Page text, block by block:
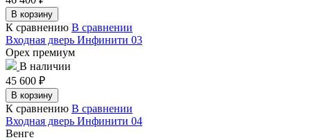
В корзину
К сравнению В сравнении
Входная дверь Инфинити 03
Орех премиум
В наличии
45 600 ₽
В корзину
К сравнению В сравнении
Входная дверь Инфинити 04
Венге